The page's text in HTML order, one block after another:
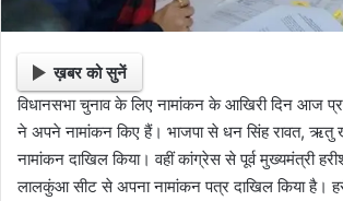
ख़बर को सुनें
विधानसभा चुनाव के लिए नामांकन के आखिरी दिन आज
ने अपने नामांकन किए हैं। भाजपा से धन सिंह रावत, ऋतु
नामांकन दाखिल किया। वहीं कांग्रेस से पूर्व मुख्यमंत्री
लालकुंआ सीट से अपना नामांकन पत्र दाखिल किया है।